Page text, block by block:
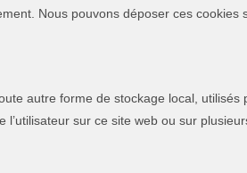
Nous pouvons déposer ces cookies
autre forme de stockage local, utilisés
l’utilisateur sur ce site web ou sur